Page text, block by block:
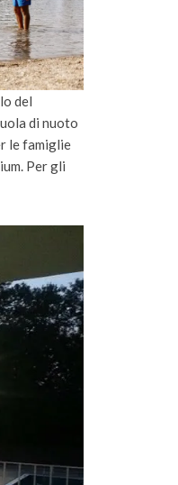
del
di nuoto
le famiglie
Per gli